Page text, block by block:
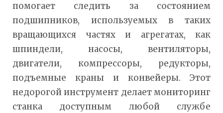
помогает следить за состоянием
подшипников, используемых в таких
вращающихся частях и агрегатах, как
шпиндели, насосы, вентиляторы,
двигатели, компрессоры, редукторы,
подъемные краны и конвейеры. Этот
недорогой инструмент делает мониторинг
станка доступным любой службе